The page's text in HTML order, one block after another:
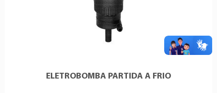
ELETROBOMBA PARTIDA A FRIO